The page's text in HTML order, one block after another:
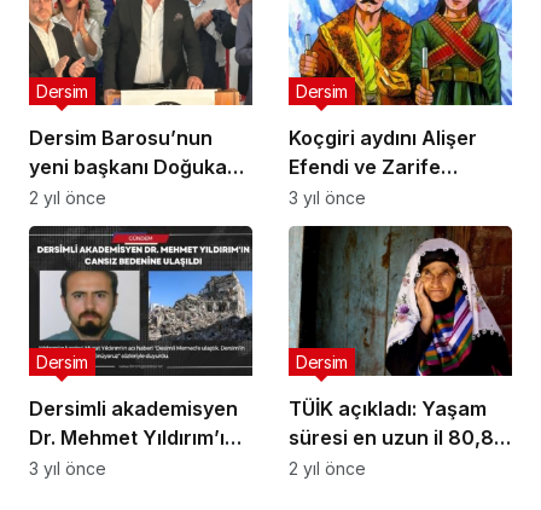
Dersim Barosu’nun
yeni başkanı Doğukan
Kudat
Dersim
2 yıl önce
Koçgiri aydını Alişer
Efendi ve Zarife
Xatun…
Dersim
3 yıl önce
Dersimli akademisyen
Dr. Mehmet Yıldırım’ın
cansız bedenine
Dersim
3 yıl önce
TÜİK açıkladı: Yaşam
süresi en uzun il 80,8
ile Dersim
Dersim
2 yıl önce